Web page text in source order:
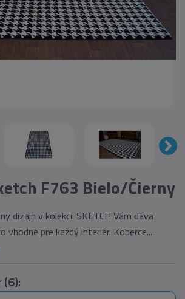
F763 Bielo/Čierny
dizajn v kolekcii SKETCH Vám dáva
vhodné pre každý interiér. Koberce...